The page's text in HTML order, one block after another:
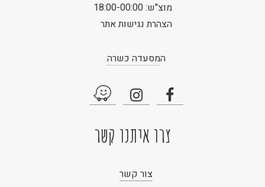
מוצ"ש: 18:00-00:00
הצהרת נגישות אתר
המסעדה כשרה
צרו איתנו קשר
צור קשר